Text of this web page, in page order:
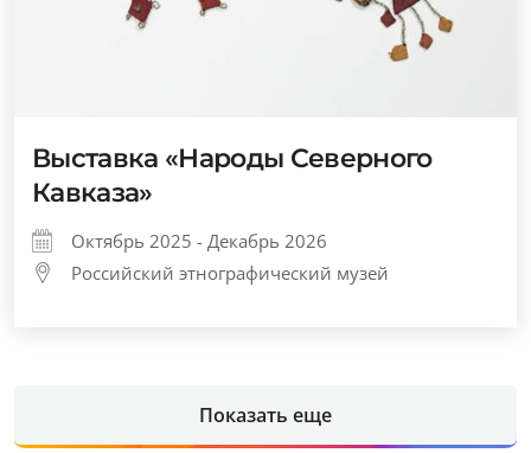
Выставка «Народы Северного
Кавказа»
Октябрь 2025 - Декабрь 2026
Российский этнографический музей
Показать еще